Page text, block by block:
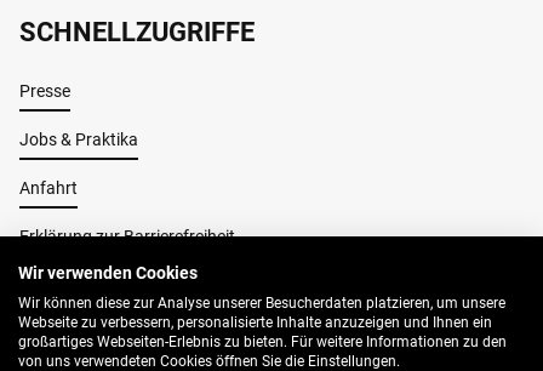
SCHNELLZUGRIFFE
Presse
Jobs & Praktika
Anfahrt
Erklärung zur Barrierefreiheit
Impressum
AGB
Wir verwenden Cookies
Wir können diese zur Analyse unserer Besucherdaten platzieren, um unsere
Webseite zu verbessern, personalisierte Inhalte anzuzeigen und Ihnen ein
großartiges Webseiten-Erlebnis zu bieten. Für weitere Informationen zu den
von uns verwendeten Cookies öffnen Sie die Einstellungen.